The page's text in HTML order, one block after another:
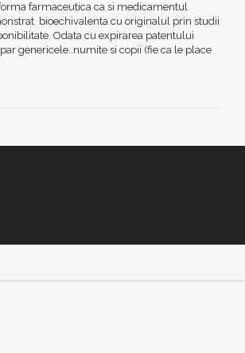
farmaceutica ca si medicamentul
bioechivalenta cu originalul prin studii
Odata cu expirarea patentului
genericele..numite si copii (fie ca le place